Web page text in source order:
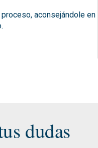
aconsejándole en
dudas